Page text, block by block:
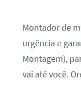
Montador de
urgência e
Montagem),
vai até você.